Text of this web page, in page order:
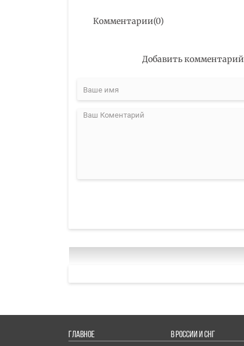
Комментарии(0)
Добавить комментарий
ГЛАВНОЕ В РОССИИ И СНГ